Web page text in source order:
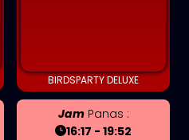
BIRDSPARTY DELUXE
JamPanas :
16:17 - 19:52